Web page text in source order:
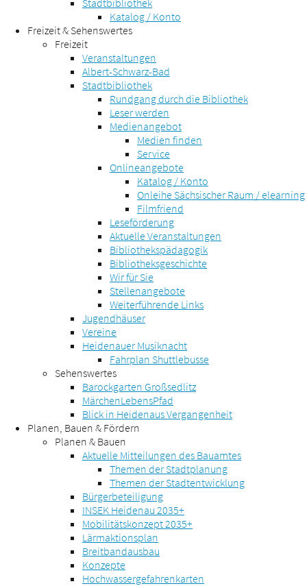
Stadtbibliothek
Katalog / Konto
Freizeit & Sehenswertes
Freizeit
Veranstaltungen
Albert-Schwarz-Bad
Stadtbibliothek
Rundgang durch die Bibliothek
Leser werden
Medienangebot
Medien finden
Service
Onlineangebote
Katalog / Konto
Onleihe Sächsischer Raum / elearning
Filmfriend
Leseförderung
Aktuelle Veranstaltungen
Bibliothekspädagogik
Bibliotheksgeschichte
Wir für Sie
Stellenangebote
Weiterführende Links
Jugendhäuser
Vereine
Heidenauer Musiknacht
Fahrplan Shuttlebusse
Sehenswertes
Barockgarten Großsedlitz
MärchenLebensPfad
Blick in Heidenaus Vergangenheit
Planen, Bauen & Fördern
Planen & Bauen
Aktuelle Mitteilungen des Bauamtes
Themen der Stadtplanung
Themen der Stadtentwicklung
Bürgerbeteiligung
INSEK Heidenau 2035+
Mobilitätskonzept 2035+
Lärmaktionsplan
Breitbandausbau
Konzepte
Hochwassergefahrenkarten